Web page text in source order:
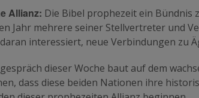
Allianz: Die Bibel prophezeit ein Bündnis
Jahr mehrere seiner Stellvertreter und
interessiert, neue Verbindungen zu
dieser Woche baut auf dem
dass diese beiden Nationen ihre